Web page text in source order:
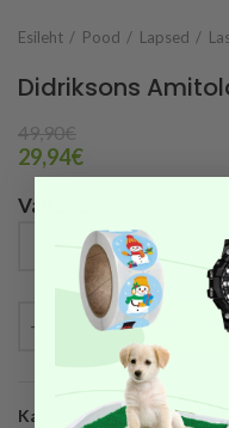
Esileht Pood Lapsed
Didriksons
49,90€
29,94€
Vali suurus
LISA
Kategooria:Tüdrukute